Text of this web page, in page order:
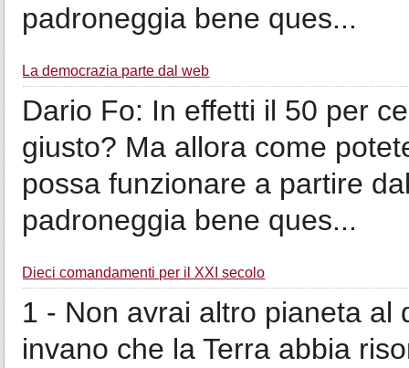
padroneggia bene ques...
La democrazia parte dal web
Dario Fo: In effetti il 50 per
giusto? Ma allora come
possa funzionare a partire
padroneggia bene ques...
Dieci comandamenti per il XXI secolo
1 - Non avrai altro pianeta al
invano che la Terra abbia